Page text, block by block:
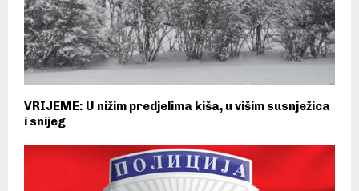
VRIJEME: U nižim predjelima kiša, u višim susnježica
i snijeg